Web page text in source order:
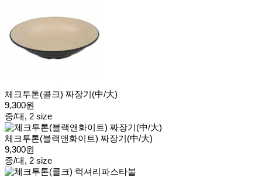
체크투톤(콜크) 짜장기(中/大)
9,300원
중/대, 2 size
체크투톤(블랙앤화이트) 짜장기(中/大)
9,300원
중/대, 2 size